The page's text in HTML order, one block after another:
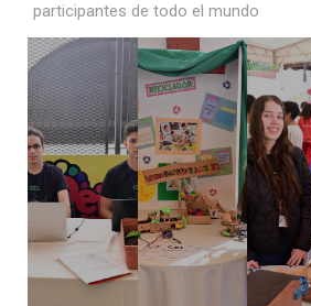
participantes de todo el mundo